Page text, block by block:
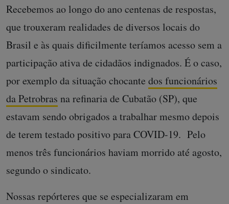
Recebemos ao longo do ano centenas de respostas,
que trouxeram realidades de diversos locais do
Brasil e às quais dificilmente teríamos acesso sem a
participação ativa de cidadãos indignados. É o caso,
por exemplo da situação chocante dos funcionários
da Petrobras na refinaria de Cubatão (SP), que
estavam sendo obrigados a trabalhar mesmo depois
de terem testado positivo para COVID-19. Pelo
menos três funcionários haviam morrido até agosto,
segundo o sindicato.
Nossas repórteres que se especializaram em